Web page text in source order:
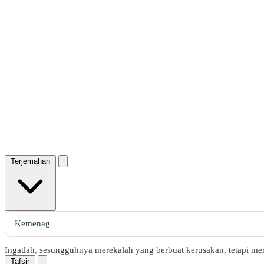
Terjemahan
Ingatlah, sesungguhnya merekalah yang berbuat kerusakan, tetapi
Tafsir